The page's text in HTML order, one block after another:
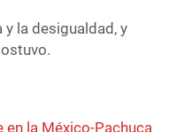
la desigualdad, y
la México-Pachuca